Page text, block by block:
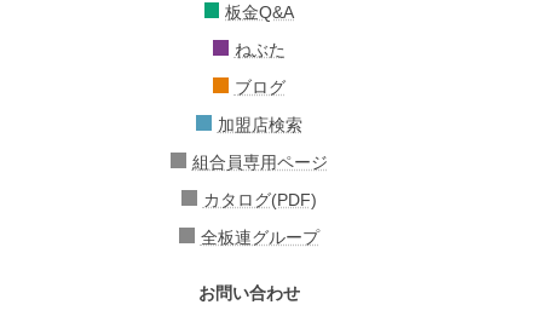
板金Q&A
ねぶた
ブログ
加盟店検索
組合員専用ページ
カタログ(PDF)
全板連グループ
お問い合わせ